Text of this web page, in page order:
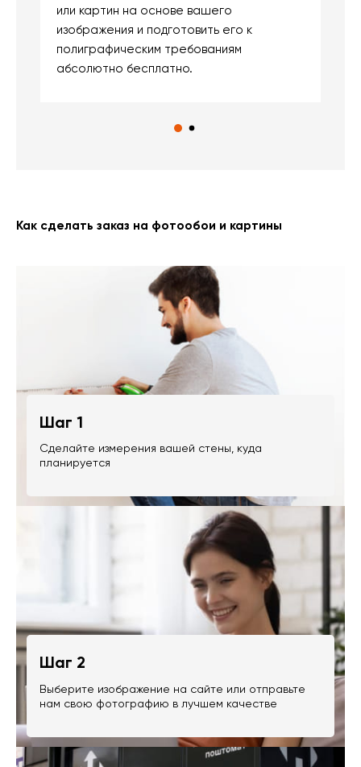
или картин на основе вашего
изображения и подготовить его к
полиграфическим требованиям
абсолютно бесплатно.
Как сделать заказ на фотообои и картины
Шаг 1
Сделайте измерения вашей стены, куда
планируется
Шаг 2
Выберите изображение на сайте или отправьте
нам свою фотографию в лучшем качестве